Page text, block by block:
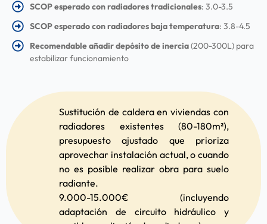
SCOP esperado con radiadores tradicionales: 3.0-3.5
SCOP esperado con radiadores baja temperatura: 3.8-4.5
Recomendable añadir depósito de inercia(200-300L) para
estabilizar funcionamiento
Sustitución de caldera en viviendas con
radiadores existentes (80-180m²),
presupuesto ajustado que prioriza
aprovechar instalación actual, o cuando
no es posible realizar obra para suelo
radiante.
9.000-15.000€ (incluyendo
adaptación de circuito hidráulico y